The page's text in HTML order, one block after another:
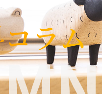
ラム